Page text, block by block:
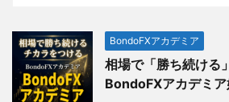
BondoFXアカデミア
相場で「勝ち続ける
BondoFXアカデミア